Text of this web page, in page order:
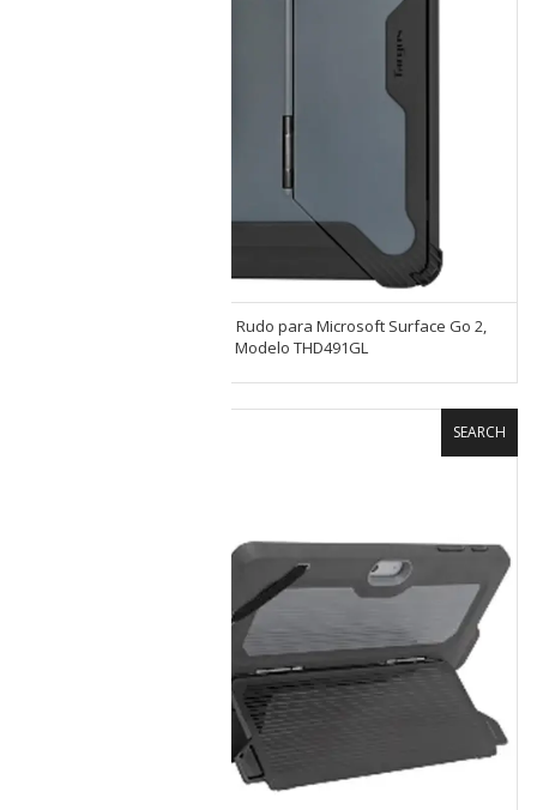
Funda Case Targus de uso Rudo para Microsoft Surface Go 2,
Surface Go y Surface Go 3 Modelo THD491GL
SEARCH